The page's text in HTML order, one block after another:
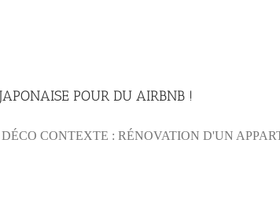
POUR DU AIRBNB !
CONTEXTE : RÉNOVATION D'UN